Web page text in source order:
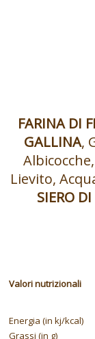
FARINA DI
GALLINA,
Lievito,
SIERO
Valori nutrizionali
Energia (in kj/kcal)
Grassi (in g)